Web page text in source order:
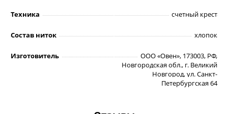
Техника счетный крест
Состав ниток хлопок
Изготовитель
ООО «Овен», 173003, РФ,
Новгородская обл., г. Великий
Новгород, ул. Санкт-
Петербургская 64